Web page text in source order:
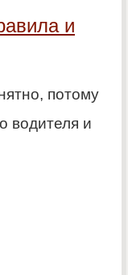
и
потому
водителя и